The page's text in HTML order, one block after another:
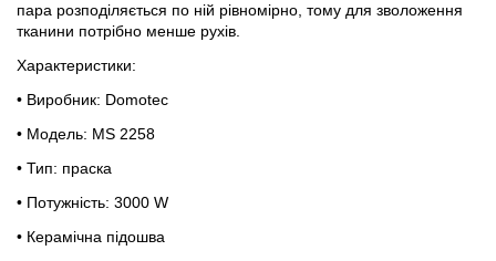
пара розподіляється по ній рівномірно, тому для зволоження
тканини потрібно менше рухів.
Характеристики:
• Виробник: Domotec
• Модель: MS 2258
• Тип: праска
• Потужність: 3000 W
• Керамічна підошва